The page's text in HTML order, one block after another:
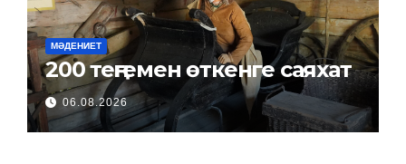
МӘДЕНИЕТ
200 теңгемен өткенге саяхат
06.08.2026